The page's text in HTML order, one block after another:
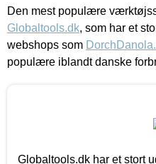
Den mest populære
Globaltools.dk, som har et
webshops som
populære iblandt danske
Globaltools.dk har et stort